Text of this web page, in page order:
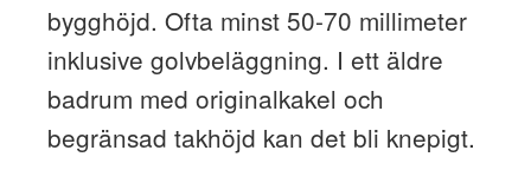
bygghöjd. Ofta minst 50-70 millimeter
inklusive golvbeläggning. I ett äldre
badrum med originalkakel och
begränsad takhöjd kan det bli knepigt.